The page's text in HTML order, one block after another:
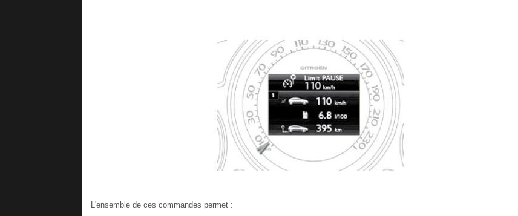
L'ensemble de ces commandes permet :